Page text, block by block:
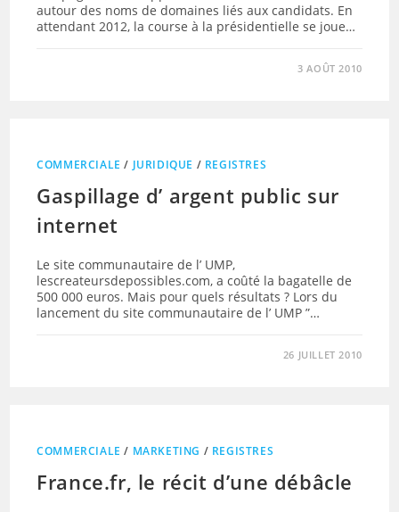
autour des noms de domaines liés aux candidats. En
attendant 2012, la course à la présidentielle se joue…
3 AOÛT 2010
COMMERCIALE / JURIDIQUE / REGISTRES
Gaspillage d’ argent public sur
internet
Le site communautaire de l’ UMP,
lescreateursdepossibles.com, a coûté la bagatelle de
500 000 euros. Mais pour quels résultats ? Lors du
lancement du site communautaire de l’ UMP ”…
26 JUILLET 2010
COMMERCIALE / MARKETING / REGISTRES
France.fr, le récit d’une débâcle